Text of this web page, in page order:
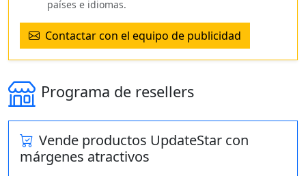
países e idiomas.
Contactar con el equipo de publicidad
Programa de resellers
Vende productos UpdateStar con
márgenes atractivos